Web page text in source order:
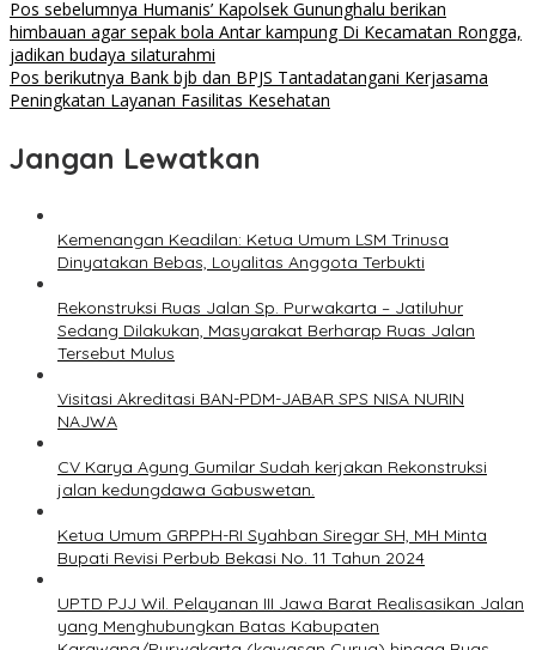
Pos sebelumnya Humanis’ Kapolsek Gununghalu berikan
himbauan agar sepak bola Antar kampung Di Kecamatan Rongga,
jadikan budaya silaturahmi
Pos berikutnya Bank bjb dan BPJS Tantadatangani Kerjasama
Peningkatan Layanan Fasilitas Kesehatan
Jangan Lewatkan
Kemenangan Keadilan: Ketua Umum LSM Trinusa
Dinyatakan Bebas, Loyalitas Anggota Terbukti
Rekonstruksi Ruas Jalan Sp. Purwakarta – Jatiluhur
Sedang Dilakukan, Masyarakat Berharap Ruas Jalan
Tersebut Mulus
Visitasi Akreditasi BAN-PDM-JABAR SPS NISA NURIN
NAJWA
CV Karya Agung Gumilar Sudah kerjakan Rekonstruksi
jalan kedungdawa Gabuswetan.
Ketua Umum GRPPH-RI Syahban Siregar SH, MH Minta
Bupati Revisi Perbub Bekasi No. 11 Tahun 2024
UPTD PJJ Wil. Pelayanan III Jawa Barat Realisasikan Jalan
yang Menghubungkan Batas Kabupaten